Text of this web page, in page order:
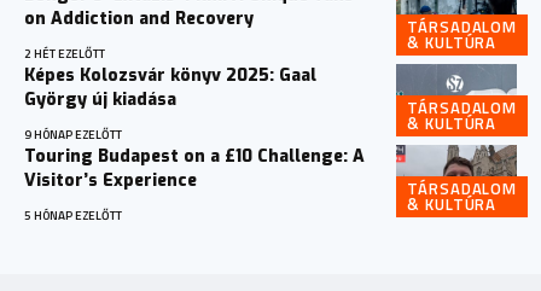
TÁRSADALOM
& KULTÚRA
on Addiction and Recovery
2 HÉT EZELŐTT
TÁRSADALOM
& KULTÚRA
Képes Kolozsvár könyv 2025: Gaal
György új kiadása
9 HÓNAP EZELŐTT
TÁRSADALOM
& KULTÚRA
Touring Budapest on a £10 Challenge: A
Visitor’s Experience
5 HÓNAP EZELŐTT